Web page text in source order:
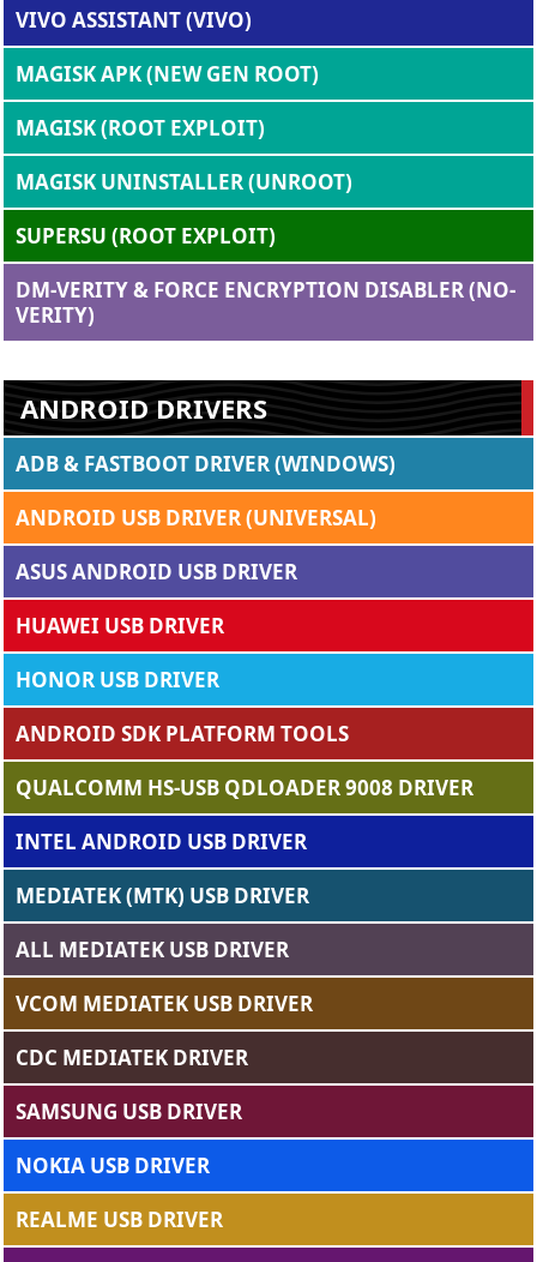
VIVO ASSISTANT (VIVO)
MAGISK APK (NEW GEN ROOT)
MAGISK (ROOT EXPLOIT)
MAGISK UNINSTALLER (UNROOT)
SUPERSU (ROOT EXPLOIT)
DM-VERITY & FORCE ENCRYPTION DISABLER (NO-
VERITY)
ANDROID DRIVERS
ADB & FASTBOOT DRIVER (WINDOWS)
ANDROID USB DRIVER (UNIVERSAL)
ASUS ANDROID USB DRIVER
HUAWEI USB DRIVER
HONOR USB DRIVER
ANDROID SDK PLATFORM TOOLS
QUALCOMM HS-USB QDLOADER 9008 DRIVER
INTEL ANDROID USB DRIVER
MEDIATEK (MTK) USB DRIVER
ALL MEDIATEK USB DRIVER
VCOM MEDIATEK USB DRIVER
CDC MEDIATEK DRIVER
SAMSUNG USB DRIVER
NOKIA USB DRIVER
REALME USB DRIVER